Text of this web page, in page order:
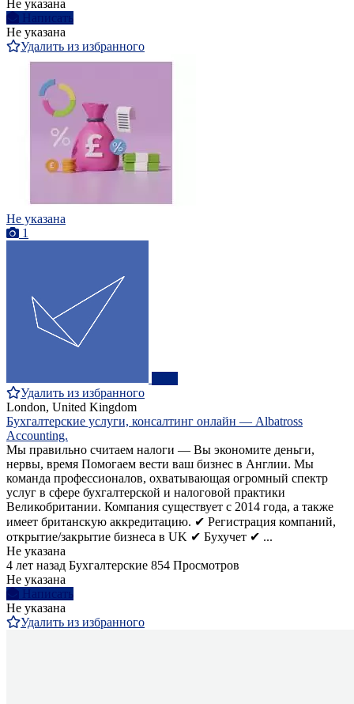
Не указана
Написать
Не указана
Удалить из избранного
Не указана
1
Удалить из избранного
London, United Kingdom
Бухгалтерские услуги, консалтинг онлайн — Albatross
Accounting.
Мы правильно считаем налоги — Вы экономите деньги,
нервы, время Помогаем вести ваш бизнес в Англии. Мы
команда профессионалов, охватывающая огромный спектр
услуг в сфере бухгалтерской и налоговой практики
Великобритании. Компания существует с 2014 года, а также
имеет британскую аккредитацию. ✔ Регистрация компаний,
открытие/закрытие бизнеса в UK ✔ Бухучет ✔ ...
Не указана
4 лет назад Бухгалтерские 854 Просмотров
Не указана
Написать
Не указана
Удалить из избранного